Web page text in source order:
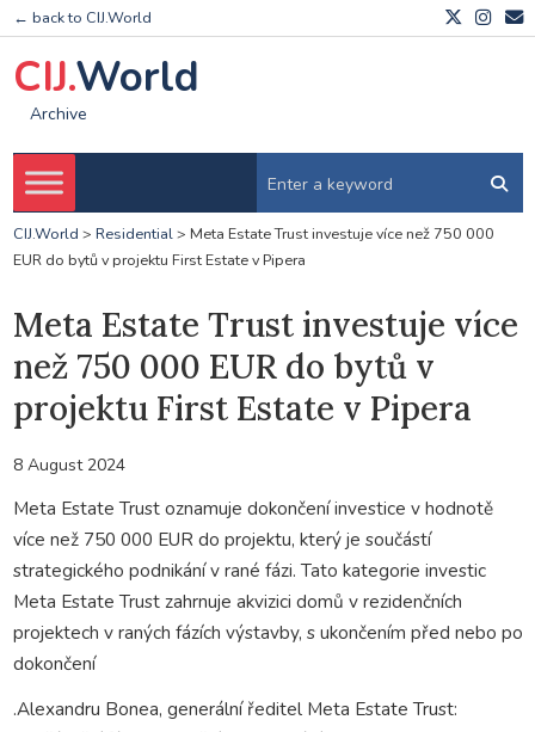
← back to CIJ.World
CIJ.World
Archive
CIJ.World > Residential> Meta Estate Trust investuje více než 750 000
EUR do bytů v projektu First Estate v Pipera
Meta Estate Trust investuje více
než 750 000 EUR do bytů v
projektu First Estate v Pipera
8 August 2024
Meta Estate Trust oznamuje dokončení investice v hodnotě
více než 750 000 EUR do projektu, který je součástí
strategického podnikání v rané fázi. Tato kategorie investic
Meta Estate Trust zahrnuje akvizici domů v rezidenčních
projektech v raných fázích výstavby, s ukončením před nebo po
dokončení
.Alexandru Bonea, generální ředitel Meta Estate Trust: